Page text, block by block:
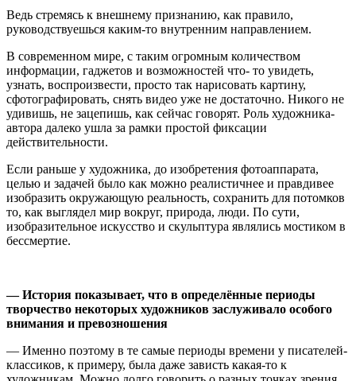
Ведь стремясь к внешнему признанию, как правило,
руководствуешься каким-то внутренним направлением.
В современном мире, с таким огромным количеством
информации, гаджетов и возможностей что- то увидеть,
узнать, воспроизвести, просто так нарисовать картину,
сфотографировать, снять видео уже не достаточно. Никого не
удивишь, не зацепишь, как сейчас говорят. Роль художника-
автора далеко ушла за рамки простой фиксации
действительности.
Если раньше у художника, до изобретения фотоаппарата,
целью и задачей было как можно реалистичнее и правдивее
изобразить окружающую реальность, сохранить для потомков
то, как выглядел мир вокруг, природа, люди. По сути,
изобразительное искусство и скульптура являлись мостиком в
бессмертие.
— История показывает, что в определённые периоды
творчество некоторых художников заслуживало особого
внимания и превозношения
— Именно поэтому в те самые периоды времени у писателей-
классиков, к примеру, была даже зависть какая-то к